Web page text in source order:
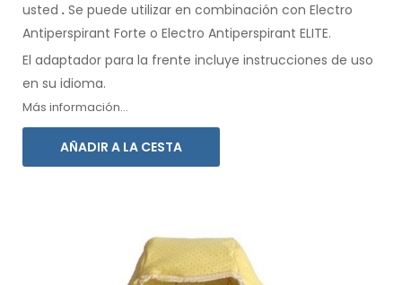
usted . Se puede utilizar en combinación con Electro
Antiperspirant Forte o Electro Antiperspirant ELITE.
El adaptador para la frente incluye instrucciones de uso
en su idioma.
Más información...
AÑADIR A LA CESTA